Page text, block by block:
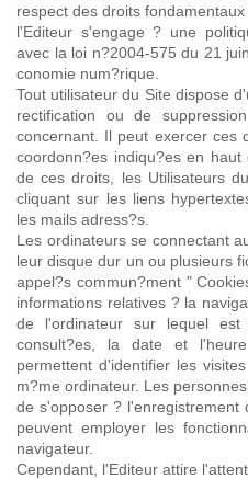
respect des droits
l'Editeur s'engage ? une
avec la loi n?2004-575 du 21
conomie num?rique.
Tout utilisateur du Site dispose
rectification ou de
concernant. Il peut exercer ces
coordonn?es indiqu?es en
de ces droits, les Utilisateurs
cliquant sur les liens
les mails adress?s.
Les ordinateurs se connectant
leur disque dur un ou plusieurs
appel?s commun?ment "
informations relatives ? la
de l'ordinateur sur lequel
consult?es, la date et
permettent d'identifier les
m?me ordinateur. Les
de s'opposer ?
peuvent employer les
navigateur.
Cependant, l'Editeur attire